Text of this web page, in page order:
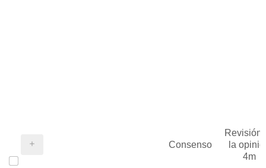
Consenso
Revisión
la
4m